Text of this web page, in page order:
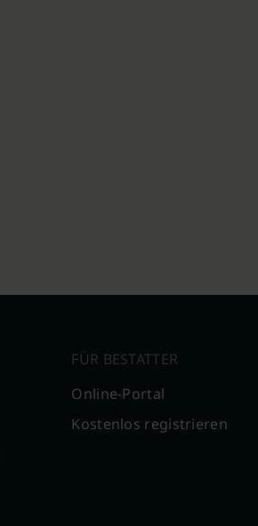
FÜR BESTATTER
Online-Portal
Kostenlos registrieren